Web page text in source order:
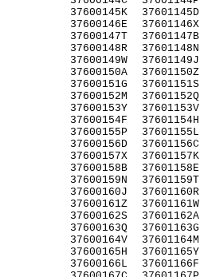
37600145K
37600146E
37600147T
37600148R
37600149W
37600150A
37600151G
37600152M
37600153Y
37600154F
37600155P
37600156D
37600157X
37600158B
37600159N
37600160J
37600161Z
37600162S
37600163Q
37600164V
37600165H
37600166L
37601145D
37601146X
37601147B
37601148N
37601149J
37601150Z
37601151S
37601152Q
37601153V
37601154H
37601155L
37601156C
37601157K
37601158E
37601159T
37601160R
37601161W
37601162A
37601163G
37601164M
37601165Y
37601166F